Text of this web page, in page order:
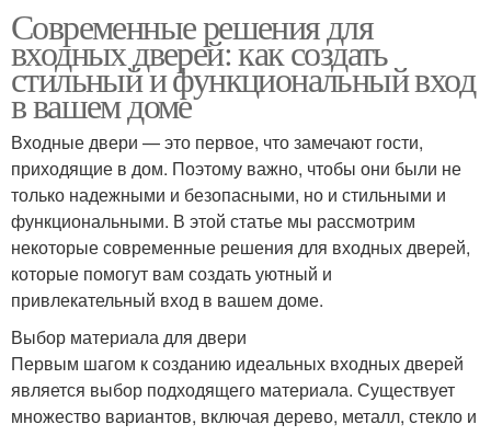
Современные решения для
входных дверей: как создать
стильный и функциональный вход
в вашем доме
Входные двери — это первое, что замечают гости,
приходящие в дом. Поэтому важно, чтобы они были не
только надежными и безопасными, но и стильными и
функциональными. В этой статье мы рассмотрим
некоторые современные решения для входных дверей,
которые помогут вам создать уютный и
привлекательный вход в вашем доме.
Выбор материала для двери
Первым шагом к созданию идеальных входных дверей
является выбор подходящего материала. Существует
множество вариантов, включая дерево, металл, стекло и